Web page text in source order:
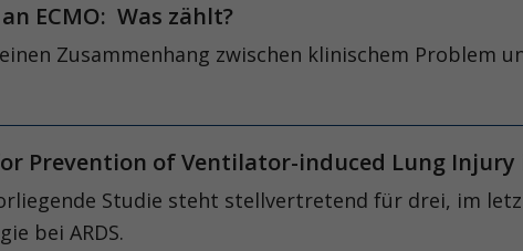
ECMO: Was zählt?
Zusammenhang zwischen klinischem Problem
Prevention of Ventilator-induced Lung
Studie steht stellvertretend für drei, im
bei ARDS.